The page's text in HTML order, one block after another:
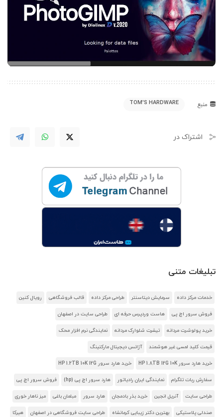
منبع TOM'S HARDWARE
اشتراک در
تبلیغات متنی
خدمات مرکز داده سرمایش دیتاسنتر طراحی مرکز داده قالب فروشگاهی رویال کنین
فروش سرور اچ پی هاست وردپرس حرفه ای طراحی سایت در اصفهان
خرید پولوشرت مردانه تیشرت شلوارک مردانه نمایندگی نرم افزار محک
قیمت کلید لمسی غیر هوشمند آژانس دیجیتال مارکتینگ
خرید هارد سرور HP 1.8TB 12G 10K خرید هارد سرور HP 1.2TB 10K 12G
سفارش ربات تلگرام نمایندگی ایران رادیاتور هارد سرور اچ پی (hp) فروش سرور اچ پی
طراحی سایت آنریل انجین خرید بذر بادمجان هارد سرور مبلمان باغی میز ناهار خوری
صندلی پلاستیکی بهترین دکتر زیبایی کرمانشاه طراحی سایت فروشگاهی در اصفهان هیرکا